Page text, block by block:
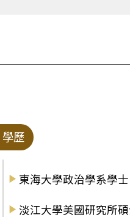
學歷
東海大學政治學系學士
淡江大學美國研究所